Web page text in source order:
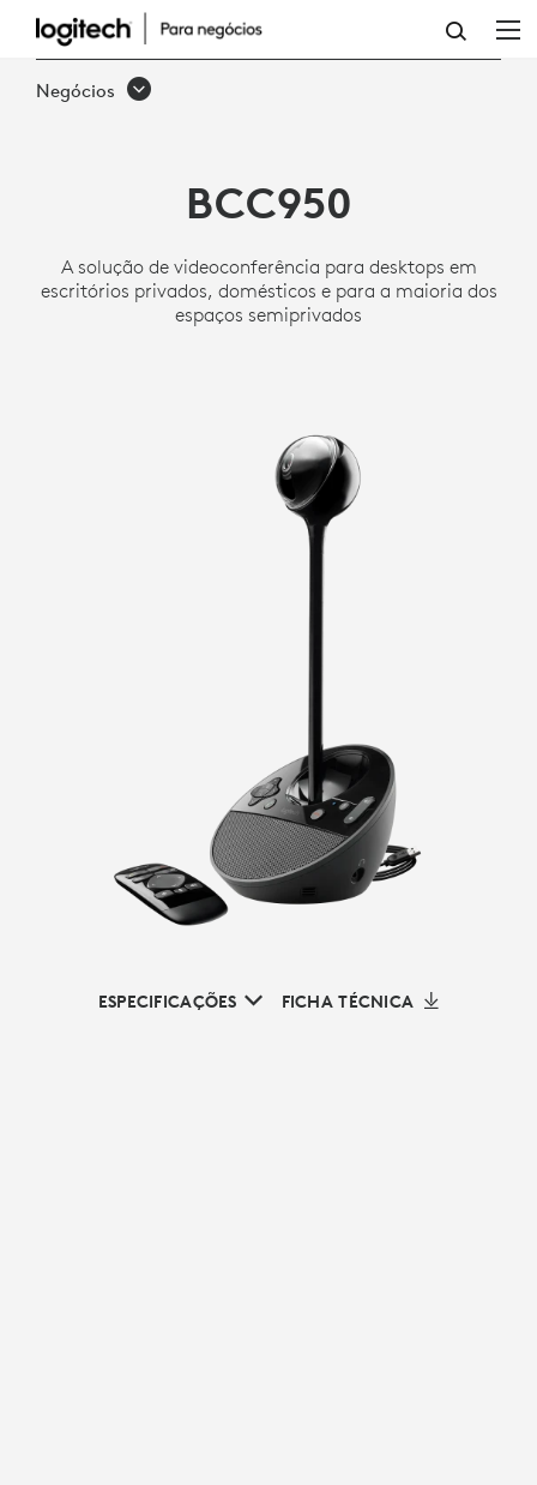
CÂMERA
WEB
LOGITECH
BCC950
COMPLETA
Negócios
BCC950
A solução de videoconferência para desktops em
escritórios privados, domésticos e para a maioria dos
espaços semiprivados
ESPECIFICAÇÕES FICHA TÉCNICA